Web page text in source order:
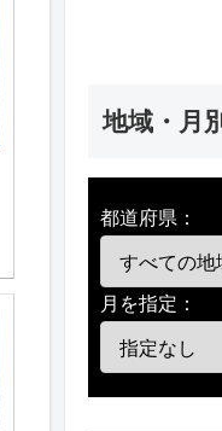
地域・月
都道府県：
月を指定：